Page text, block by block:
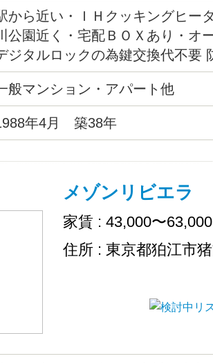
から近い・ＩＨクッキングヒー
公園近く・宅配ＢＯＸあり・オ
ジタルロックの為鍵交換代不要
般マンション・アパート他
年4月 築38年
メゾンリビエラ
家賃 : 43,000〜
住所 : 東京都狛江市